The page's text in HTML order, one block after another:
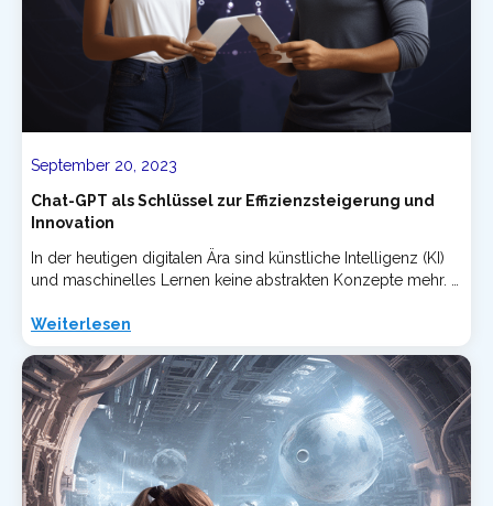
September 20, 2023
Chat-GPT als Schlüssel zur Effizienzsteigerung und
Innovation
In der heutigen digitalen Ära sind künstliche Intelligenz (KI)
und maschinelles Lernen keine abstrakten Konzepte mehr. …
Weiterlesen